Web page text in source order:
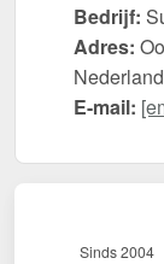
Bedrijf:
Adres:
Nederland
E-mail:
Sinds 2004